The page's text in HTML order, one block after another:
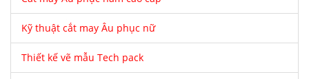
Kỹ thuật cắt may Âu phục nữ
Thiết kế vẽ mẫu Tech pack